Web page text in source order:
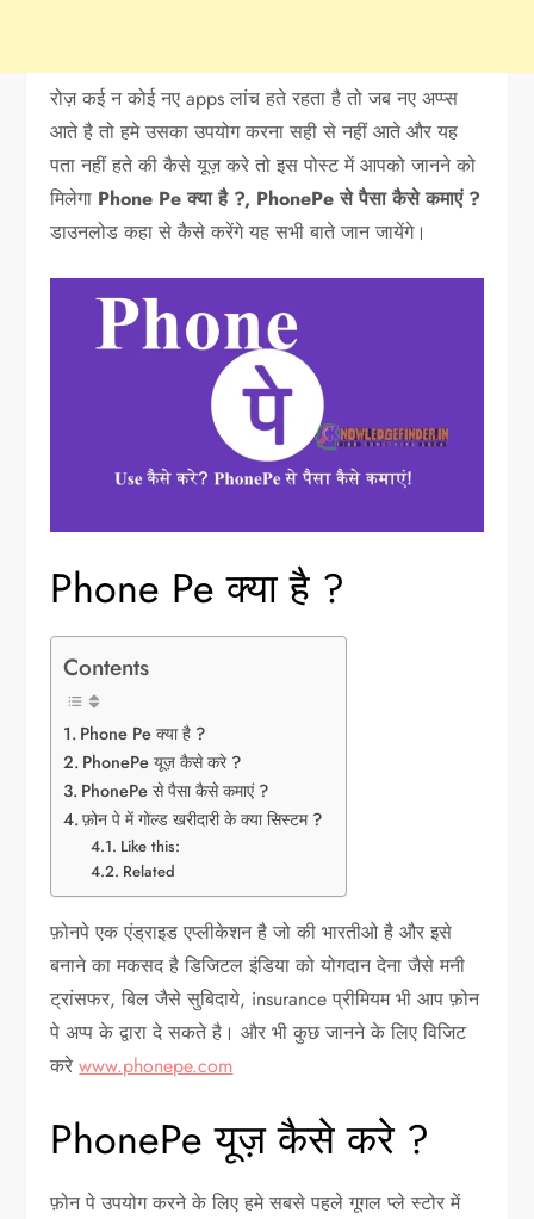
रोज़ कई न कोई नए apps लांच हते रहता है तो जब नए अप्प्स
आते है तो हमे उसका उपयोग करना सही से नहीं आते और यह
पता नहीं हते की कैसे यूज़ करे तो इस पोस्ट में आपको जानने को
मिलेगा Phone Pe क्या है ?, PhonePe से पैसा कैसे कमाएं ?
डाउनलोड कहा से कैसे करेंगे यह सभी बाते जान जायेंगे।
Phone Pe क्या है ?
Contents
Phone Pe क्या है ?
PhonePe यूज़ कैसे करे ?
PhonePe से पैसा कैसे कमाएं ?
फ़ोन पे में गोल्ड खरीदारी के क्या सिस्टम ?
Like this:
Related
फ़ोनपे एक एंड्राइड एप्लीकेशन है जो की भारतीओ है और इसे
बनाने का मकसद है डिजिटल इंडिया को योगदान देना जैसे मनी
ट्रांसफर, बिल जैसे सुबिदाये, insurance प्रीमियम भी आप फ़ोन
पे अप्प के द्वारा दे सकते है। और भी कुछ जानने के लिए विजिट
करेwww.phonepe.com
PhonePe यूज़ कैसे करे ?
फ़ोन पे उपयोग करने के लिए हमे सबसे पहले गूगल प्ले स्टोर में